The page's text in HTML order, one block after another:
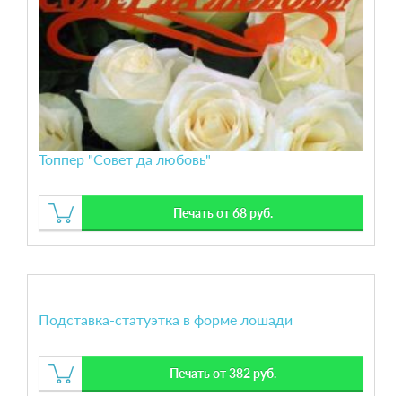
Топпер "Совет да любовь"
Печать от 68 руб.
Подставка-статуэтка в форме лошади
Печать от 382 руб.